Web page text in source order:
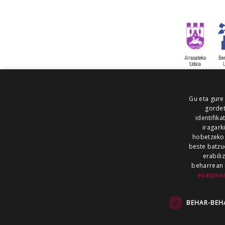
ALEA
NOAUA
Gu eta
hobetzeko.
beste
beharrean
BEHAR-